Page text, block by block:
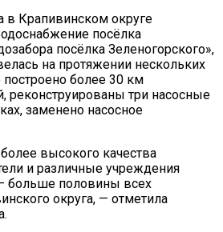
в Крапивинском округе
посёлка
посёлка Зеленогорского»,
на протяжении нескольких
более 30 км
реконструированы три насосные
заменено насосное
высокого качества
и различные учреждения
больше половины всех
округа, — отметила